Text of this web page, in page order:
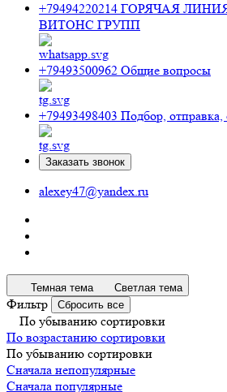
+79494220214 ГОРЯЧАЯ
ВИТОНС ГРУПП
+79493500962 Общие вопросы
+79493498403 Подбор, отправка,
Заказать звонок
alexey47@yandex.ru
Темная тема Светлая тема
Фильтр Сбросить все
По убыванию сортировки
По возрастанию сортировки
По убыванию сортировки
Сначала непопулярные
Сначала популярные